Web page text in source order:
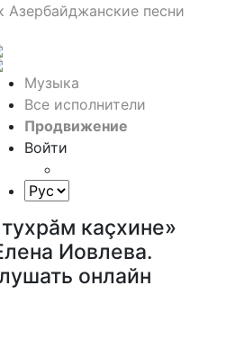
Азербайджанские песни
Музыка
Все исполнители
Продвижение
Войти
каçхине»
Иовлева.
онлайн